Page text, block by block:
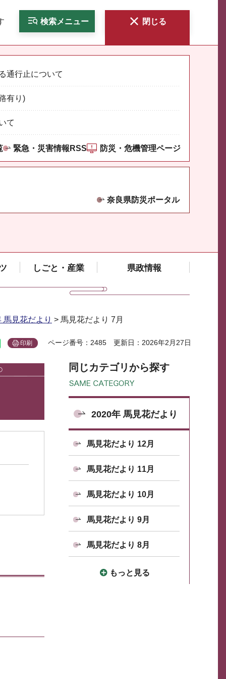
検索メニュー 閉じる
通行止について
有り)
て
緊急・災害情報RSS 防災・危機管理ページ
奈良県防災ポータル
しごと・産業 県政情報
馬見花だより > 馬見花だより 7月
印刷 ページ番号：2485 更新日：2026年2月27日
同じカテゴリから探す
2020年 馬見花だより
馬見花だより 12月
馬見花だより 11月
馬見花だより 10月
馬見花だより 9月
馬見花だより 8月
もっと見る